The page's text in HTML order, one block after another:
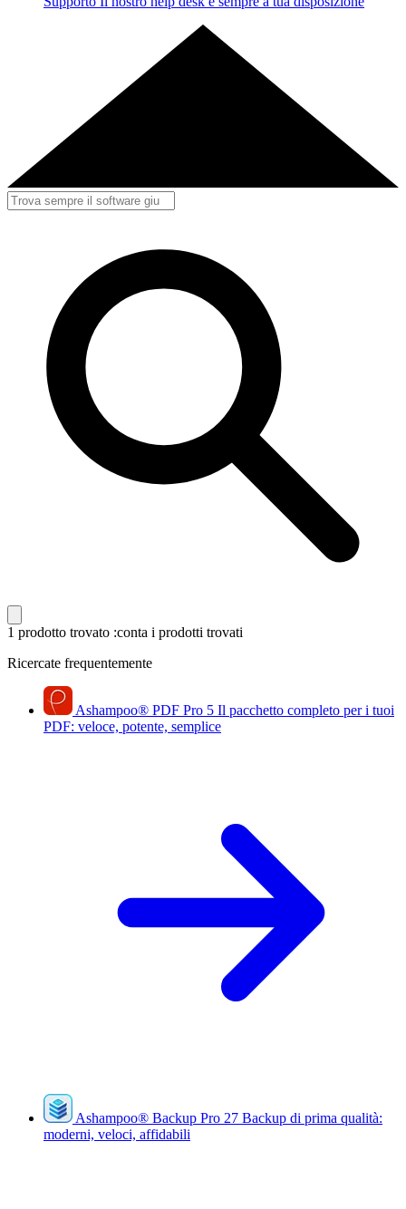
1 prodotto trovato :conta i prodotti trovati
Ricercate frequentemente
Ashampoo® PDF Pro 5 Il pacchetto completo per i tuoi
PDF: veloce, potente, semplice
Ashampoo® Backup Pro 27 Backup di prima qualità:
moderni, veloci, affidabili